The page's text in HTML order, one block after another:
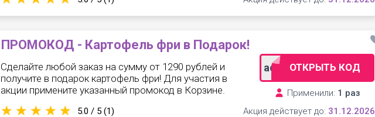
ПРОМОКОД - Картофель фри в Подарок!
Сделайте любой заказ на сумму от 1290 рублей и
получите в подарок картофель фри! Для участия в
акции примените указанный промокод в Корзине.
admi_fri_*ОТКРЫТЬ КОД
Применили: 1 раз
5.0 / 5 (1) Акция действует до: 31.12.2026